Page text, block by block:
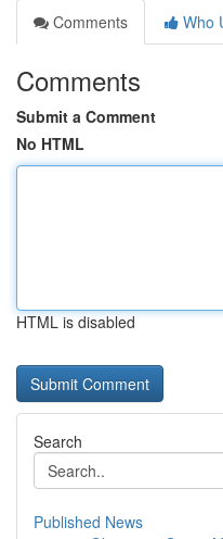
Comments
Who
Comments
Submit a Comment
No HTML
HTML is disabled
Search
Published News